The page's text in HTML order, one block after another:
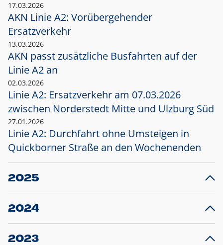
17.03.2026
AKN Linie A2: Vorübergehender
Ersatzverkehr
13.03.2026
AKN passt zusätzliche Busfahrten auf der
Linie A2 an
02.03.2026
Linie A2: Ersatzverkehr am 07.03.2026
zwischen Norderstedt Mitte und Ulzburg Süd
27.01.2026
Linie A2: Durchfahrt ohne Umsteigen in
Quickborner Straße an den Wochenenden
2025
23.12.2025
Projekt S5: Start der Bauarbeiten am
2024
10.12.2024
Großprojekt S5: Sperrung der Bahnstraße in
2023